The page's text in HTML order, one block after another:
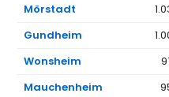
Mörstadt
Gundheim
Wonsheim
Mauchenheim